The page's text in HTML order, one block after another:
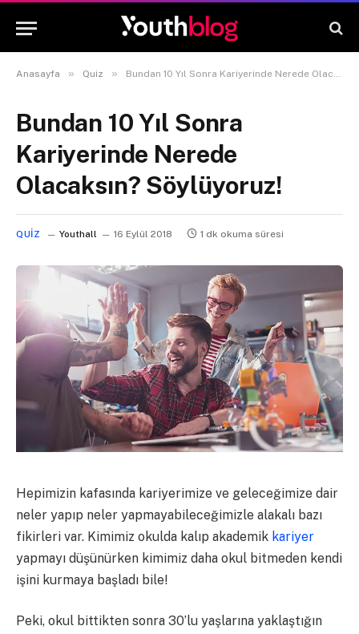
Anasayfa » Quiz » Bundan 10 Yıl Sonra Kariyerinde Nerede Olacaksın? Söylüyoruz!
Bundan 10 Yıl Sonra
Kariyerinde Nerede
Olacaksın? Söylüyoruz!
QUIZ Youthall 16 Eylül 2018 1 dk okuma süresi
Hepimizin kafasında kariyerimize ve geleceğimize dair
neler yapıp neler yapmayabileceğimizle alakalı bazı
fikirleri var. Kimimiz okulda kalıp akademik kariyer
yapmayı düşünürken kimimiz daha okul bitmeden kendi
işini kurmaya başladı bile!
Peki, okul bittikten sonra 30’lu yaşlarına yaklaştığın